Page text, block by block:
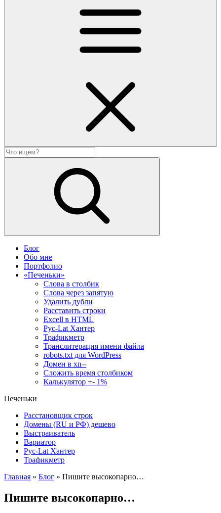
Блог
Обо мне
Портфолио
«Печеньки»
Слова в столбик
Слова через запятую
Удалить дубли
Расставить строки
Excell в HTML
Рус-Lat Хантер
Трафикметр
Транслитерация имени файла
robots.txt для WordPress
Домен в xn--
Сложить время столбиком
Калькулятор +- 1%
Печеньки
Расстановщик строк
Домены (RU и РФ) дешево
Выстраиватель
Вариатор
Рус-Lat Хантер
Трафикметр
Главная » Блог » Пишите высокопарно…
Пишите высокопарно…